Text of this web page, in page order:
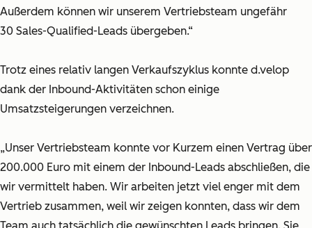
Außerdem können wir unserem Vertriebsteam ungefähr
30 Sales-Qualified-Leads übergeben.“
Trotz eines relativ langen Verkaufszyklus konnte d.velop
dank der Inbound-Aktivitäten schon einige
Umsatzsteigerungen verzeichnen.
„Unser Vertriebsteam konnte vor Kurzem einen Vertrag über
200.000 Euro mit einem der Inbound-Leads abschließen, die
wir vermittelt haben. Wir arbeiten jetzt viel enger mit dem
Vertrieb zusammen, weil wir zeigen konnten, dass wir dem